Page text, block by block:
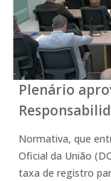
Plenário
Normativa, que
Oficial da União
taxa de registro